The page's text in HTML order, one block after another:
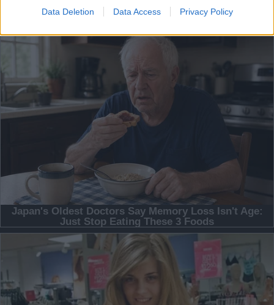
Data Deletion Data Access Privacy Policy